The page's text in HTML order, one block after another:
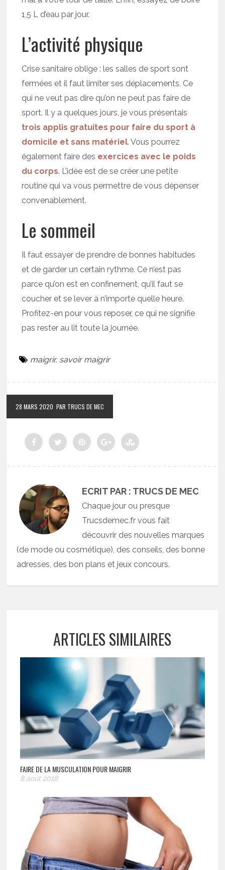
1,5 L d’eau par jour.
L’activité physique
Crise sanitaire oblige : les salles de sport sont
fermées et il faut limiter ses déplacements. Ce
qui ne veut pas dire qu’on ne peut pas faire de
sport. Il y a quelques jours, je vous présentais
trois applis gratuites pour faire du sport à
domicile et sans matériel. Vous pourrez
également faire des exercices avec le poids
du corps. L’idée est de se créer une petite
routine qui va vous permettre de vous dépenser
convenablement.
Le sommeil
Il faut essayer de prendre de bonnes habitudes
et de garder un certain rythme. Ce n’est pas
parce qu’on est en confinement, qu’il faut se
coucher et se lever à n’importe quelle heure.
Profitez-en pour vous reposer, ce qui ne signifie
pas rester au lit toute la journée.
maigrir, savoir maigrir
28 MARS 2020 PAR TRUCS DE MEC
ECRIT PAR : TRUCS DE MEC
Chaque jour ou presque
Trucsdemec.fr vous fait
découvrir des nouvelles marques
(de mode ou cosmétique), des conseils, des bonne
adresses, des bon plans et jeux concours.
ARTICLES SIMILAIRES
FAIRE DE LA MUSCULATION POUR MAIGRIR
8 août 2018